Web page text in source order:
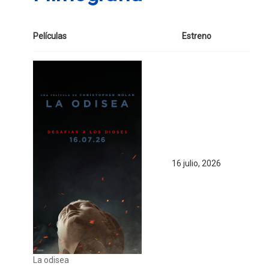
Películas Estreno
La odisea
16 julio, 2026